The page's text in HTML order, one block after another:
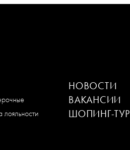
НОВОСТИ
ВАКАНСИИ
ШОПИНГ-ТУР